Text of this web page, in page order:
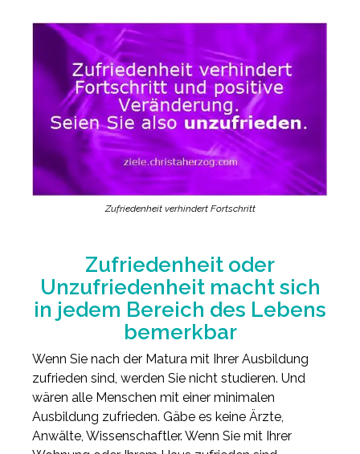
Zufriedenheit verhindert Fortschritt
Zufriedenheit oder
Unzufriedenheit macht sich
in jedem Bereich des Lebens
bemerkbar
Wenn Sie nach der Matura mit Ihrer Ausbildung
zufrieden sind, werden Sie nicht studieren. Und
wären alle Menschen mit einer minimalen
Ausbildung zufrieden. Gäbe es keine Ärzte,
Anwälte, Wissenschaftler. Wenn Sie mit Ihrer